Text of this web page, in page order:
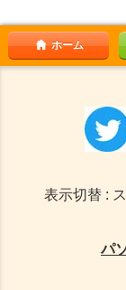
ホーム
表示切替 :
パ